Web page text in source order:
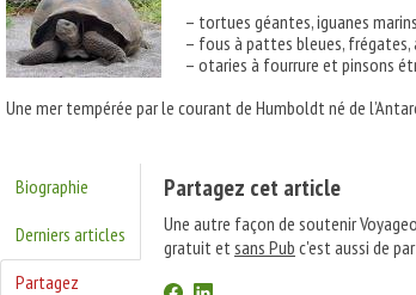
– tortues géantes, iguanes
– fous à pattes bleues,
– otaries à fourrure et pinsons
Une mer tempérée par le courant de Humboldt né de
Biographie
Derniers articles
Partagez
Partagez cet article
Une autre façon de soutenir
gratuit etsans Pub c'est aussi de